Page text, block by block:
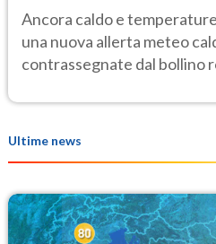
le città a rischio
Salute
Ancora caldo e
una nuova allerta meteo
contrassegnate dal bollino
Ultime news